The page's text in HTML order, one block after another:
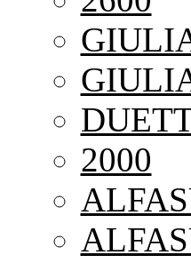
2000